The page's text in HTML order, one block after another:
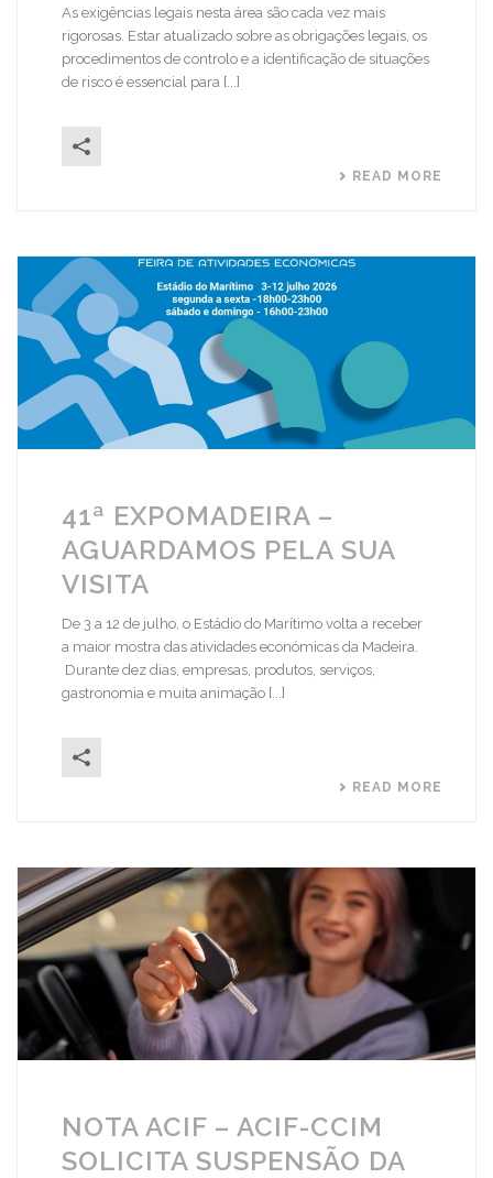
As exigências legais nesta área são cada vez mais
rigorosas. Estar atualizado sobre as obrigações legais, os
procedimentos de controlo e a identificação de situações
de risco é essencial para [...]
READ MORE
41ª EXPOMADEIRA –
AGUARDAMOS PELA SUA
VISITA
De 3 a 12 de julho, o Estádio do Marítimo volta a receber
a maior mostra das atividades económicas da Madeira.
Durante dez dias, empresas, produtos, serviços,
gastronomia e muita animação [...]
READ MORE
NOTA ACIF – ACIF-CCIM
SOLICITA SUSPENSÃO DA